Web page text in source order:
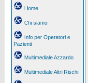
Home
Chi siamo
Info per Operatori e
Pazienti
Multimediale Azzardo
Multimediale Altri Rischi